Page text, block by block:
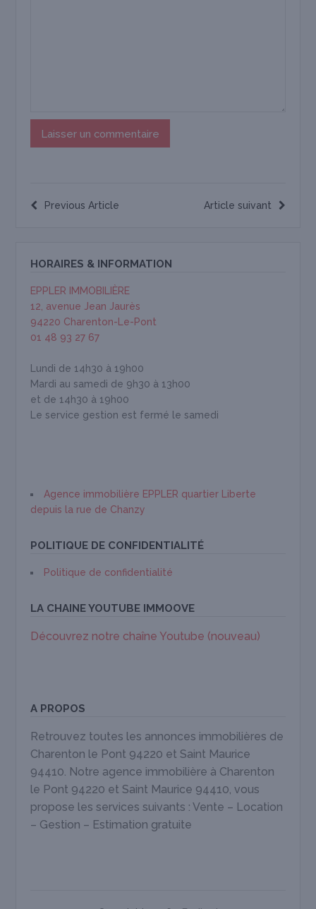
Article suivant
Previous Article
HORAIRES & INFORMATION
EPPLER IMMOBILIÈRE
12, avenue Jean Jaurès
94220 Charenton-Le-Pont
01 48 93 27 67
Lundi de 14h30 à 19h00
Mardi au samedi de 9h30 à 13h00
et de 14h30 à 19h00
Le service gestion est fermé le samedi
Agence immobilière EPPLER quartier Liberte
depuis la rue de Chanzy
POLITIQUE DE CONFIDENTIALITÉ
Politique de confidentialité
LA CHAINE YOUTUBE IMMOOVE
Découvrez notre chaîne Youtube (nouveau)
A PROPOS
Retrouvez toutes les annonces immobilières de
Charenton le Pont 94220 et Saint Maurice
94410. Notre agence immobilière à Charenton
le Pont 94220 et Saint Maurice 94410, vous
propose les services suivants : Vente – Location
– Gestion – Estimation gratuite